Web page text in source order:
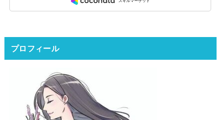
プロフィール